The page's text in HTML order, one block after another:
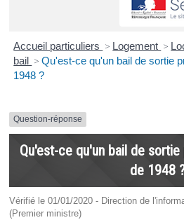
Accueil particuliers > Logement >
bail > Qu'est-ce qu'un bail de sortie
1948 ?
Question-réponse
Qu'est-ce qu'un bail de
de 1948
Vérifié le 01/01/2020 - Direction de
(Premier ministre)